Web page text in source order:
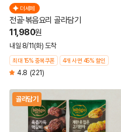
더세페
전골·볶음요리 골라담기
11,980원
내일 8/11(화) 도착
최대 15% 중복쿠폰 4개 사면 45% 할인
4.8 (221)
골라담기